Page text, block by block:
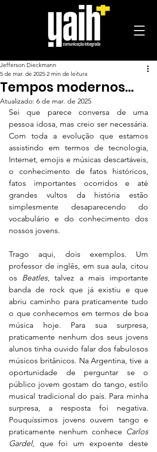
Tempos modernos…
Jefferson Dieckmann
5 de mar. de 2025 2 min de leitura
Atualizado: 6 de mar. de 2025
Sei que parece conversa de uma
pessoa idosa, mas creio ser necessária.
Com toda a evolução que estamos
assistindo em termos de tecnologia,
Internet, emojis e músicas descartáveis,
o conhecimento de fatos históricos,
fatos importantes ocorridos e até
grandes vultos da história estão
simplesmente desaparecendo do
vocabulário e do conhecimento dos
nossos jovens.
Trago aqui, dois exemplos. Um
professor de inglês, em sua aula, citou
os Beatles, talvez a mais importante
banda de rock que já existiu e que
abriu caminho para praticamente tudo
o que conhecemos em termos de boa
música hoje. Para sua surpresa,
praticamente nenhum dos seus jovens
alunos tinha ouvido falar dos fabulosos
músicos britânicos. Na Argentina, tive a
oportunidade de perguntar se o
público jovem gostam do tango, estilo
musical tradicional do país. Para minha
surpresa, a resposta foi negativa.
Pouquíssimos jovens ouvem tango e
praticamente nenhum conhece Carlos
Gardel, que foi um expoente deste